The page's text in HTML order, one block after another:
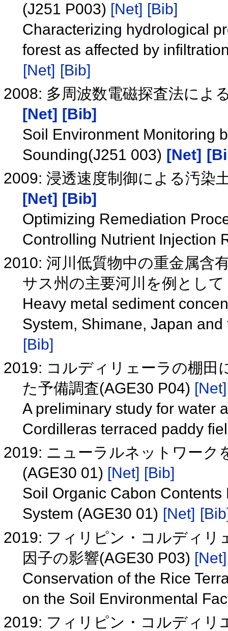
(J251 P003) [Net] [Bib]
Characterizing hydrological
forest as affected by
[Net] [Bib]
2008: 多周波数電磁探査法によ
[Net] [Bib]
Soil Environment Monitoring
Sounding(J251 003) [Net]
2009: 浸透速度制御による汚染
[Net] [Bib]
Optimizing Remediation
Controlling Nutrient Injection
2010: 河川低質物中の重金属含
サス州の主要河川を例として
Heavy metal sediment
System, Shimane, Japan
[Bib]
2019: コルディリェーラの棚田
た予備調査(AGE30 P04) [Net]
A preliminary study for water
Cordilleras terraced paddy
2019: ニューラルネットワーク
(AGE30 01) [Net] [Bib]
Soil Organic Cabon
System (AGE30 01) [Net]
2019: フィリピン・コルディリ
因子の影響(AGE30 P03) [Net]
Conservation of the Rice
on the Soil Environmental
2019: フィリピン・コルディリ